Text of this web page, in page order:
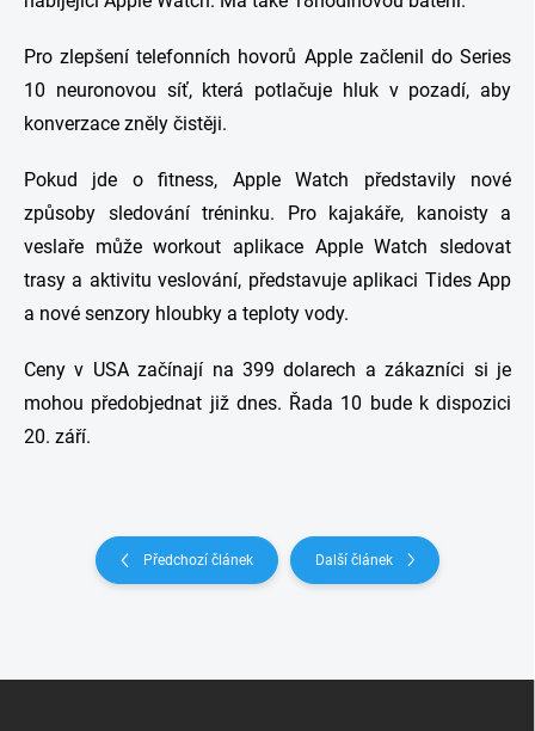
Pro zlepšení telefonních hovorů Apple začlenil do Series
10 neuronovou síť, která potlačuje hluk v pozadí, aby
konverzace zněly čistěji.
Pokud jde o fitness, Apple Watch představily nové
způsoby sledování tréninku. Pro kajakáře, kanoisty a
veslaře může workout aplikace Apple Watch sledovat
trasy a aktivitu veslování, představuje aplikaci Tides App
a nové senzory hloubky a teploty vody.
Ceny v USA začínají na 399 dolarech a zákazníci si je
mohou předobjednat již dnes. Řada 10 bude k dispozici
20. září.
Předchozí článek Další článek